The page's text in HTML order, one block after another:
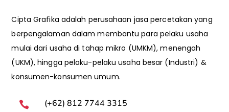
Cipta Grafika adalah perusahaan jasa percetakan yang
berpengalaman dalam membantu para pelaku usaha
mulai dari usaha di tahap mikro (UMKM), menengah
(UKM), hingga pelaku-pelaku usaha besar (Industri) &
konsumen-konsumen umum.
 (+62) 812 7744 3315